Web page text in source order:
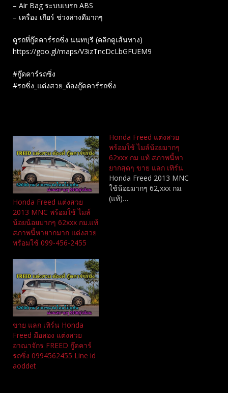
– Air Bag​ ระบบเบรก​ ABS
– เครื่อง เกียร์ ช่วงล่างดีมากๆ
ดูรถที่กู๊ดคาร์รถซิ่ง นนทบุรี (คลิกดูเส้นทาง)
https://goo.gl/maps/V3izTncDcLbGFUEM9
#กู๊ดคาร์รถซิ่ง
#รถซิ่ง_แต่งสวย_ต้องกู๊ดคาร์รถซิ่ง
Honda Freed แต่งสวย
2013 MNC​ พร้อมใช้ ไมล์
น้อยน้อยมากๆ 62xxx กม.แท้​
สภาพนี้หายากมาก แต่งสวย
พร้อมใช้ 099-456-2455
Honda Freed แต่งสวย​
พร้อมใช้ ไมล์น้อยมากๆ
62xxx กม แท้​ สภาพนี้หา
ยากสุดๆ ขาย แลก เทิร์น
Honda Freed 2013 MNC​
ใช้น้อยมากๆ 62,xxx กม.
(แท้)​…
ขาย แลก เทิร์น Honda
Freed มือสอง แต่งสวย
อาณาจักร FREED กู๊ดคาร์
รถซิ่ง 0994562455 Line id
aoddet